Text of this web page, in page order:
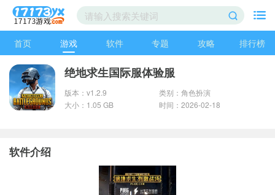
首页 游戏 软件 专题 攻略 排行榜
绝地求生国际服体验服
版本：v1.2.9
类别：角色扮演
大小：1.05 GB
时间：2026-02-18
软件介绍